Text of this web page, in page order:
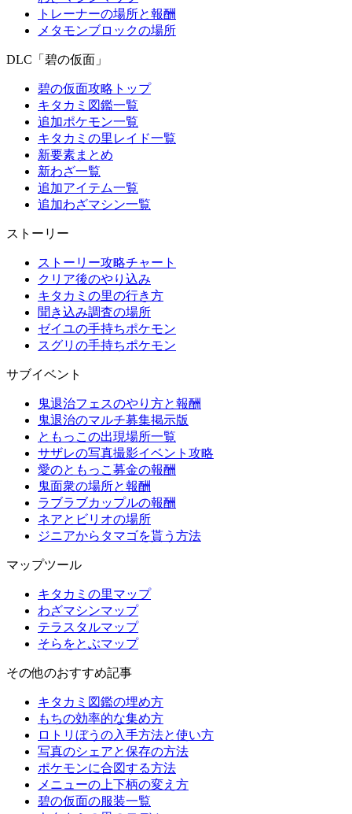
トレーナーの場所と報酬
メタモンブロックの場所
DLC「碧の仮面」
碧の仮面攻略トップ
キタカミ図鑑一覧
追加ポケモン一覧
キタカミの里レイド一覧
新要素まとめ
新わざ一覧
追加アイテム一覧
追加わざマシン一覧
ストーリー
ストーリー攻略チャート
クリア後のやり込み
キタカミの里の行き方
聞き込み調査の場所
ゼイユの手持ちポケモン
スグリの手持ちポケモン
サブイベント
鬼退治フェスのやり方と報酬
鬼退治のマルチ募集掲示版
ともっこの出現場所一覧
サザレの写真撮影イベント攻略
愛のともっこ募金の報酬
鬼面衆の場所と報酬
ラブラブカップルの報酬
ネアとビリオの場所
ジニアからタマゴを貰う方法
マップツール
キタカミの里マップ
わざマシンマップ
テラスタルマップ
そらをとぶマップ
その他のおすすめ記事
キタカミ図鑑の埋め方
もちの効率的な集め方
ロトリぼうの入手方法と使い方
写真のシェアと保存の方法
ポケモンに合図する方法
メニューの上下柄の変え方
碧の仮面の服装一覧